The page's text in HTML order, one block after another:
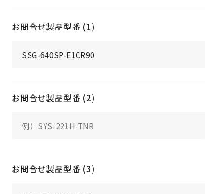
お問合せ製品型番 (1)
お問合せ製品型番 (2)
お問合せ製品型番 (3)